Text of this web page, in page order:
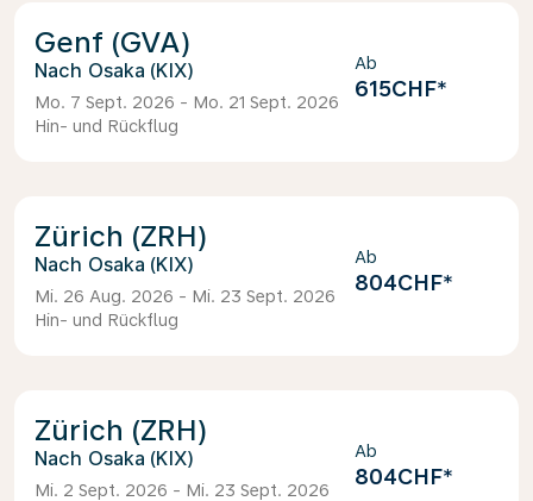
Genf (GVA)
Osaka (KIX)
Mo. 7 Sept. 2026 - Mo. 21 Sept. 2026
Hin- und Rückflug
Ab
615CHF*
Zürich (ZRH)
Osaka (KIX)
Mi. 26 Aug. 2026 - Mi. 23 Sept. 2026
Hin- und Rückflug
Ab
804CHF*
Zürich (ZRH)
Osaka (KIX)
Mi. 2 Sept. 2026 - Mi. 23 Sept. 2026
Ab
804CHF*